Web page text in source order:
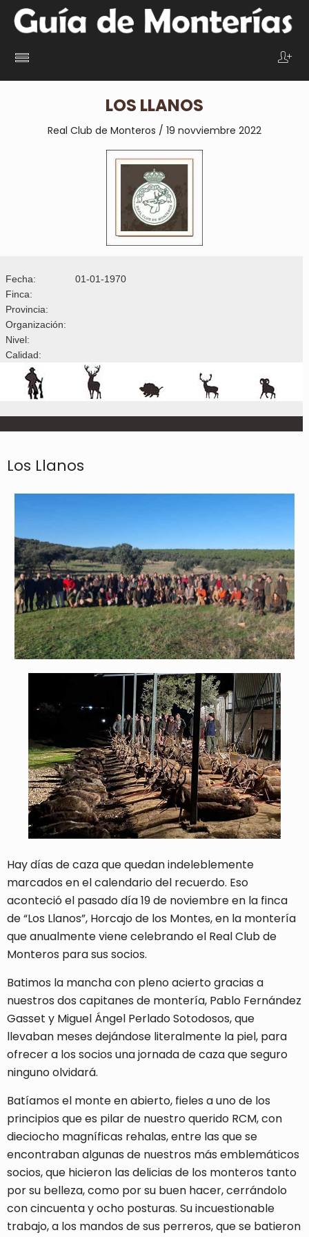
LOS LLANOS
Real Club de Monteros / 19 novviembre 2022
Fecha:
01-01-1970
Finca:
Provincia:
Organización:
Nivel:
Calidad:
Los Llanos
Hay días de caza que quedan indeleblemente
marcados en el calendario del recuerdo. Eso
aconteció el pasado día 19 de noviembre en la finca
de “Los Llanos”, Horcajo de los Montes, en la montería
que anualmente viene celebrando el Real Club de
Monteros para sus socios.
Batimos la mancha con pleno acierto gracias a
nuestros dos capitanes de montería, Pablo Fernández
Gasset y Miguel Ángel Perlado Sotodosos, que
llevaban meses dejándose literalmente la piel, para
ofrecer a los socios una jornada de caza que seguro
ninguno olvidará.
Batíamos el monte en abierto, fieles a uno de los
principios que es pilar de nuestro querido RCM, con
dieciocho magníficas rehalas, entre las que se
encontraban algunas de nuestros más emblemáticos
socios, que hicieron las delicias de los monteros tanto
por su belleza, como por su buen hacer, cerrándolo
con cincuenta y ocho posturas. Su incuestionable
trabajo, a los mandos de sus perreros, que se batieron